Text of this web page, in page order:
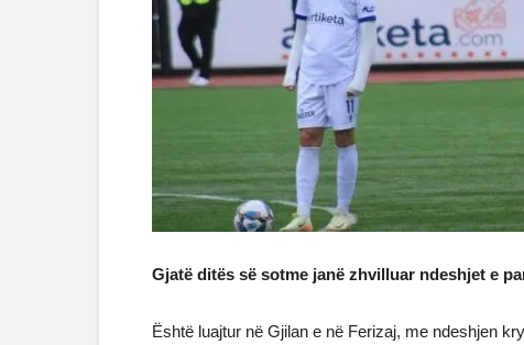
Gjatë ditës së sotme janë zhvilluar ndeshjet e
Është luajtur në Gjilan e në Ferizaj, me ndeshjen